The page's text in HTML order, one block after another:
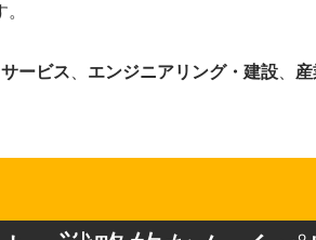
ービス エンジニアリング・建設